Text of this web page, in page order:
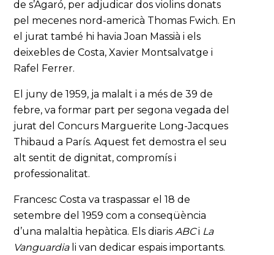
de s’Agaró, per adjudicar dos violins donats
pel mecenes nord-americà Thomas Fwich. En
el jurat també hi havia Joan Massià i els
deixebles de Costa, Xavier Montsalvatge i
Rafel Ferrer.
El juny de 1959, ja malalt i a més de 39 de
febre, va formar part per segona vegada del
jurat del Concurs Marguerite Long-Jacques
Thibaud a París. Aquest fet demostra el seu
alt sentit de dignitat, compromís i
professionalitat.
Francesc Costa va traspassar el 18 de
setembre del 1959 com a conseqüència
d’una malaltia hepàtica. Els diarisABCi La
Vanguardia li van dedicar espais importants.